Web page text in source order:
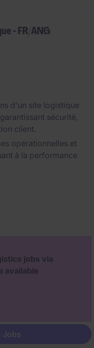
- FR/ANG
d'un site logistique
sécurité,
client.
opérationnelles et
à la performance
jobs via
available
Jobs